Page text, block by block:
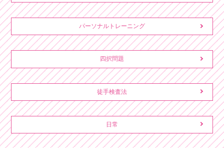
パーソナルトレーニング
四択問題
徒手検査法
日常